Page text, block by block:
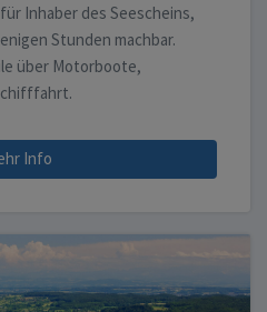
Inhaber des Seescheins,
Stunden machbar.
über Motorboote,
Info